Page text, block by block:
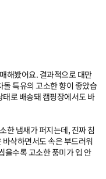
해봤어요. 결과적으로 대만
특유의 고소한 향이 좋았습
로 배송돼 캠핑장에서도 바
한 냄새가 퍼지는데, 진짜 침
삭하면서도 속은 부드러워
을수록 고소한 풍미가 입 안